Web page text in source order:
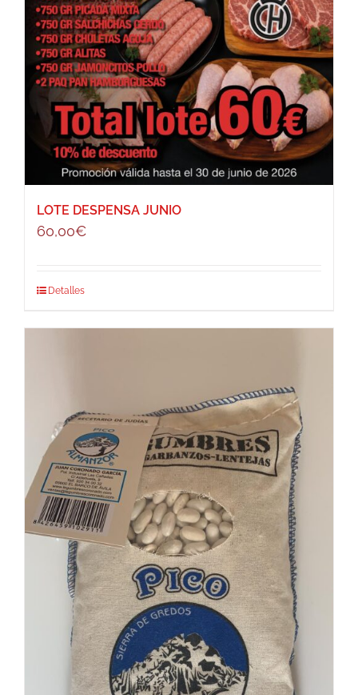
LOTE DESPENSA JUNIO
60,00€
Detalles